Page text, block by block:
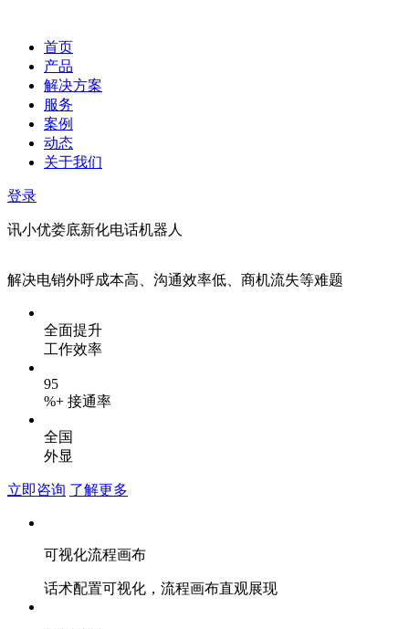
首页
产品
解决方案
服务
案例
动态
关于我们
登录
讯小优娄底新化电话机器人
解决电销外呼成本高、沟通效率低、商机流失等难题
全面提升
工作效率
95
%+ 接通率
全国
外显
立即咨询 了解更多
可视化流程画布
话术配置可视化，流程画布直观展现